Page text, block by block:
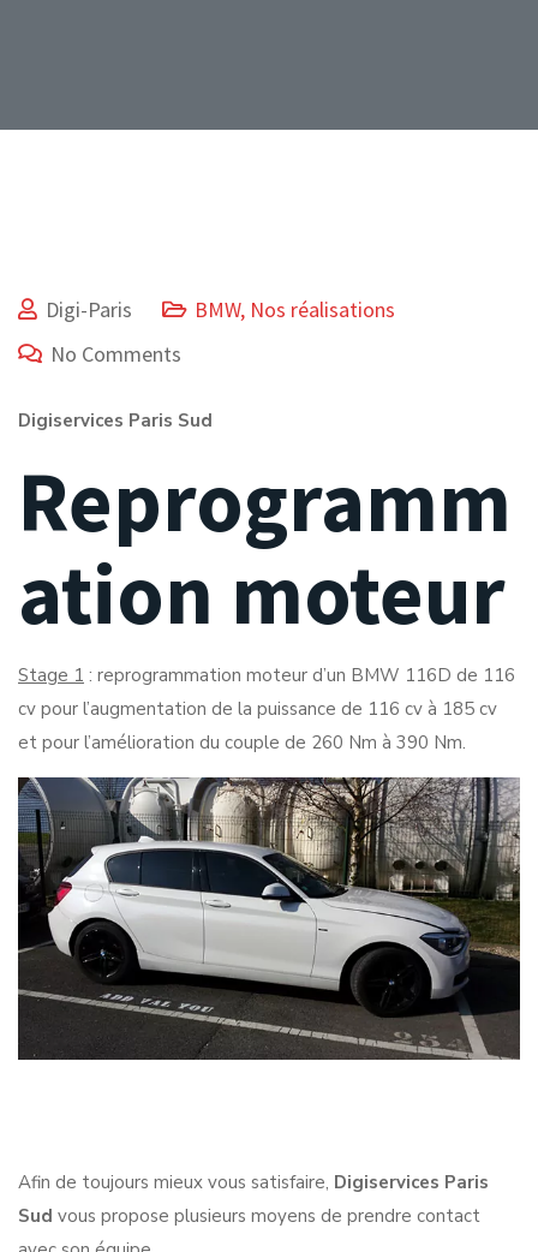
Digi-Paris BMW, Nos réalisations
No Comments
Digiservices Paris Sud
Reprogramm
ation moteur
Stage 1 : reprogrammation moteur d’un BMW 116D de 116
cv pour l’augmentation de la puissance de 116 cv à 185 cv
et pour l’amélioration du couple de 260 Nm à 390 Nm.
Afin de toujours mieux vous satisfaire, Digiservices Paris
Sud vous propose plusieurs moyens de prendre contact